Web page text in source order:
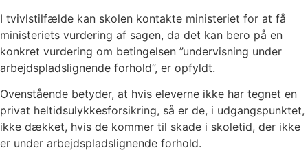
I tvivlstilfælde kan skolen kontakte ministeriet for at få
ministeriets vurdering af sagen, da det kan bero på en
konkret vurdering om betingelsen ”undervisning under
arbejdspladslignende forhold”, er opfyldt.
Ovenstående betyder, at hvis eleverne ikke har tegnet en
privat heltidsulykkesforsikring, så er de, i udgangspunktet,
ikke dækket, hvis de kommer til skade i skoletid, der ikke
er under arbejdspladslignende forhold.